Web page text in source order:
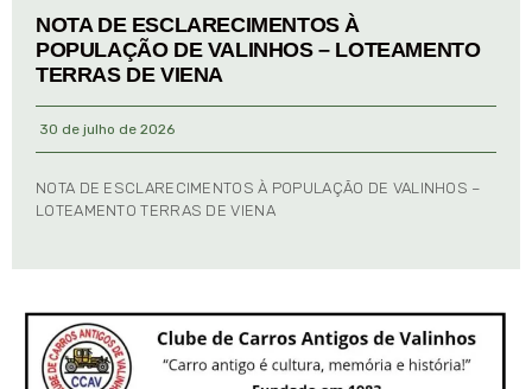
NOTA DE ESCLARECIMENTOS À
POPULAÇÃO DE VALINHOS – LOTEAMENTO
TERRAS DE VIENA
30 de julho de 2026
NOTA DE ESCLARECIMENTOS À POPULAÇÃO DE VALINHOS –
LOTEAMENTO TERRAS DE VIENA